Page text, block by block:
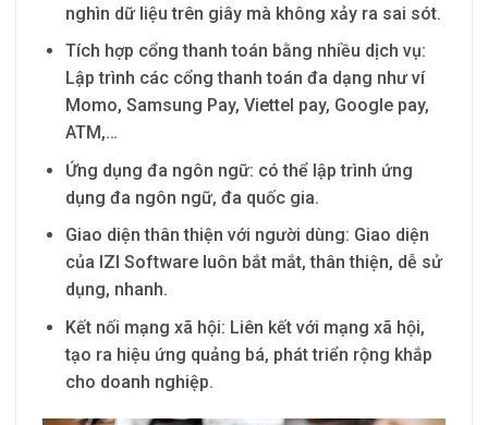
nghìn dữ liệu trên giây mà không xảy ra sai sót.
Tích hợp cổng thanh toán bằng nhiều dịch vụ:
Lập trình các cổng thanh toán đa dạng như ví
Momo, Samsung Pay, Viettel pay, Google pay,
ATM,…
Ứng dụng đa ngôn ngữ: có thể lập trình ứng
dụng đa ngôn ngữ, đa quốc gia.
Giao diện thân thiện với người dùng: Giao diện
của IZI Software luôn bắt mắt, thân thiện, dễ sử
dụng, nhanh.
Kết nối mạng xã hội: Liên kết với mạng xã hội,
tạo ra hiệu ứng quảng bá, phát triển rộng khắp
cho doanh nghiệp.